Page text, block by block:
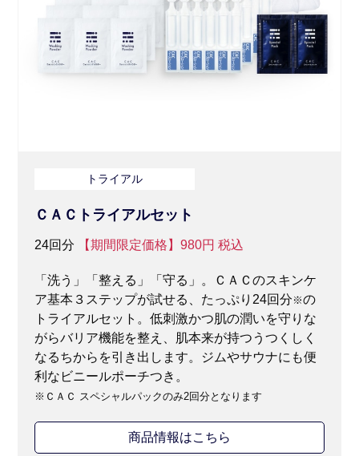
トライアル
ＣＡＣトライアルセット
24回分 【期間限定価格】980円 税込
「洗う」「整える」「守る」。ＣＡＣのスキンケ
ア基本３ステップが試せる、たっぷり24回分 ※の
トライアルセット。低刺激かつ肌の潤いを守りな
がらバリア機能を整え、肌本来が持つうつくしく
なるちからを引き出します。ジムやサウナにも便
利なビニールポーチつき。
※ＣＡＣ スペシャルパックのみ2回分となります
商品情報はこちら